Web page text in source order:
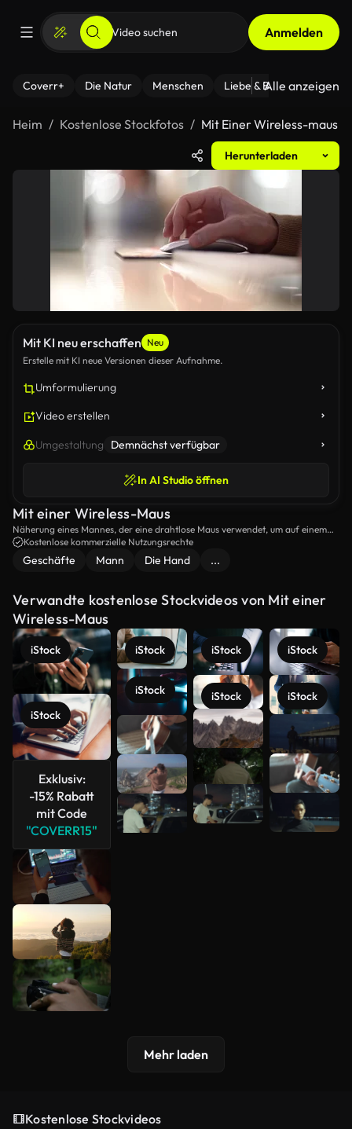
Anmelden
Coverr+ Die Natur Menschen Liebe & Beziehungen
Alle anzeigen
Heim Kostenlose Stockfotos Mit Einer Wireless-maus
Herunterladen
Mit KI neu erschaffen Neu
Erstelle mit KI neue Versionen dieser Aufnahme.
Umformulierung
Video erstellen
Umgestaltung Demnächst verfügbar
In AI Studio öffnen
Mit einer Wireless-Maus
Näherung eines Mannes, der eine drahtlose Maus verwendet, um auf einem
Computer zu scrollen.
Kostenlose kommerzielle Nutzungsrechte
Geschäfte Mann Die Hand ...
Verwandte kostenlose Stockvideos von Mit einer
Wireless-Maus
iStock
iStock
Exklusiv:
-15% Rabatt
mit Code
"COVERR15"
iStock
iStock
iStock
iStock
iStock
iStock
Mehr
anzeigen
Mehr laden
Kostenlose Stockvideos